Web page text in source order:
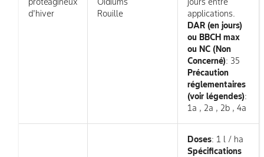
d'hiver
Rouille
applications.
DAR (en jours)
ou BBCH max
ou NC (Non
Concerné): 35
Précaution
réglementaires
(voir légendes):
1a , 2a , 2b , 4a
Doses: 1 l / ha
Spécifications